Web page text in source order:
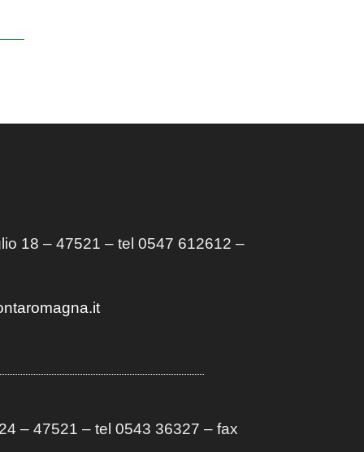
18 – 47521 – tel 0547 612612 –
– 47521 – tel 0543 36327 – fax